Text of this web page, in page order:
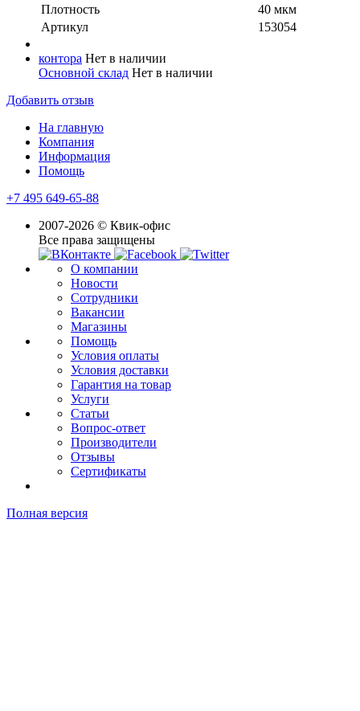
Плотность
40 мкм
Артикул
153054
контора Нет в наличии
Основной склад Нет в наличии
Добавить отзыв
На главную
Компания
Информация
Помощь
+7 495 649-65-88
2007-2026 © Квик-офис
Все права защищены
О компании
Новости
Сотрудники
Вакансии
Магазины
Помощь
Условия оплаты
Условия доставки
Гарантия на товар
Услуги
Статьи
Вопрос-ответ
Производители
Отзывы
Сертификаты
Полная версия